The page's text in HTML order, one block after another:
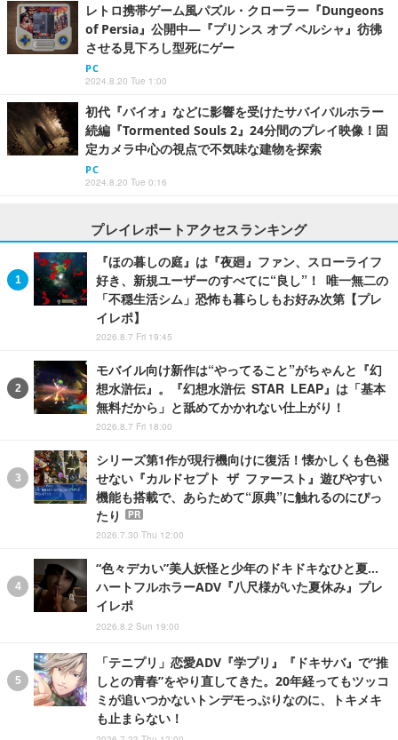
レトロ携帯ゲーム風パズル・クローラー『Dungeons
of Persia』公開中―『プリンス オブ ペルシャ』彷彿
させる見下ろし型死にゲー
PC
2024.8.20 Tue 1:00
初代『バイオ』などに影響を受けたサバイバルホラー
続編『Tormented Souls 2』24分間のプレイ映像！固
定カメラ中心の視点で不気味な建物を探索
PC
2024.8.20 Tue 0:16
プレイレポートアクセスランキング
『ほの暮しの庭』は『夜廻』ファン、スローライフ
好き、新規ユーザーのすべてに“良し”！ 唯一無二の
「不穏生活シム」恐怖も暮らしもお好み次第【プレ
イレポ】
2026.8.7 Fri 19:45
モバイル向け新作は“やってること”がちゃんと『幻
想水滸伝』。『幻想水滸伝 STAR LEAP』は「基本
無料だから」と舐めてかかれない仕上がり！
2026.8.7 Fri 18:00
シリーズ第1作が現行機向けに復活！懐かしくも色褪
せない『カルドセプト ザ ファースト』遊びやすい
機能も搭載で、あらためて“原典”に触れるのにぴっ
たり
PR
2026.7.30 Thu 12:00
“色々デカい”美人妖怪と少年のドキドキなひと夏…
ハートフルホラーADV『八尺様がいた夏休み』プレ
イレポ
2026.8.2 Sun 19:00
「テニプリ」恋愛ADV『学プリ』『ドキサバ』で“推
しとの青春”をやり直してきた。20年経ってもツッコ
ミが追いつかないトンデモっぷりなのに、トキメキ
も止まらない！